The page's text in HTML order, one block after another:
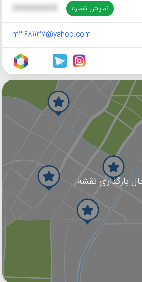
نمایش شماره
m3681137@yahoo.com
بارگذاری نقشه...